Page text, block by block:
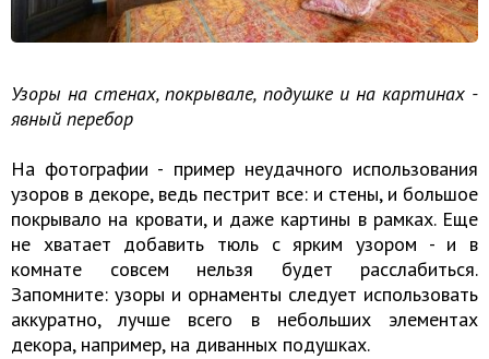
Узоры на стенах, покрывале, подушке и на картинах -
явный перебор
На фотографии - пример неудачного использования
узоров в декоре, ведь пестрит все: и стены, и большое
покрывало на кровати, и даже картины в рамках. Еще
не хватает добавить тюль с ярким узором - и в
комнате совсем нельзя будет расслабиться.
Запомните: узоры и орнаменты следует использовать
аккуратно, лучше всего в небольших элементах
декора, например, на диванных подушках.